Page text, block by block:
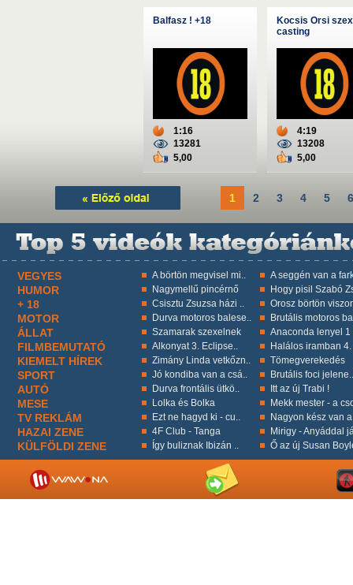
Balfasz ! +18
1:16
13281
5,00
Kocsis Orsi szex
casting
4:19
13208
5,00
1 2 3 4 5 6
VEGYES A börtön megvisel mi.. A seggén van a
HUMOR Nagymellű pincérnő Hogy pisil Szabó
+ 18 Csisztu Zsuzsa házi .. Orosz börtön
MOTOR Durva motoros balese.. Brutális motoros
ÁLLAT Szamarak szexelnek Anaconda lenyel 1
FILMBEMUTATÓ Alkonyat 3. Eclipse.. Halálos iramban 4.
KIEMELT HÍREK Zimány Linda vetkőzn.. Tömegverekedés
SPORT Jó kondiba van a csá.. Brutális foci jelene..
AUTÓ Durva frontális ütkö.. Itt az új Trabi !
MESE Lolka és Bolka Mekk mester - a
TV REKLÁM Ezt ne hagyd ki - cu.. Nagyon kész van
HAZAI ZENE 4F Club - Tanga Mirigy - Anyáddal
KÜLFÖLDI ZENE Így buliznak Ibizán .. Ő az új Susan